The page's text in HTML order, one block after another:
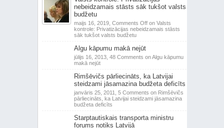
nebeidzamais stāsts sāk tukšot valsts
budžetu
maijs 16, 2019, Comments Offon Valsts
kontrole: Privatizācijas nebeidzamais stāsts
sāk tukšot valsts budžetu
Algu kāpumu makā nejūt
jūlijs 16, 2013, 48 Comments on Algu kāpumu
makā nejūt
Rimšēvičs pārliecināts, ka Latvijai
steidzami jāsamazina budžeta deficīts
janvāris 25, 2011, 5 Comments on Rimšēvičs
pārliecināts, ka Latvijai steidzami jāsamazina
budžeta deficīts
Starptautiskais transporta ministru
forums notiks Latvijā